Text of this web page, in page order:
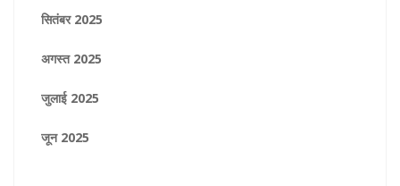
सितंबर 2025
अगस्त 2025
जुलाई 2025
जून 2025